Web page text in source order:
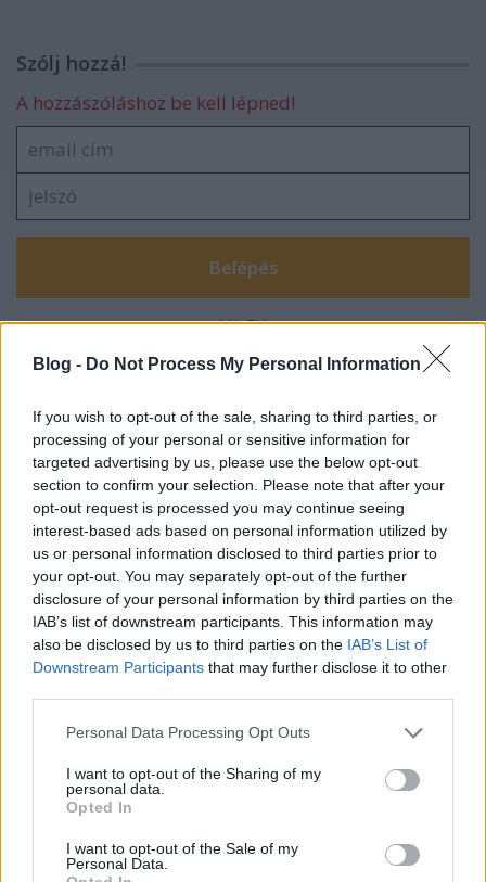
Blog - Do Not Process My Personal Information
If you wish to opt-out of the sale, sharing to third parties, or
processing of your personal or sensitive information for
targeted advertising by us, please use the below opt-out
section to confirm your selection. Please note that after your
opt-out request is processed you may continue seeing
interest-based ads based on personal information utilized by
us or personal information disclosed to third parties prior to
your opt-out. You may separately opt-out of the further
disclosure of your personal information by third parties on the
IAB’s list of downstream participants. This information may
also be disclosed by us to third parties on the IAB’s List of
Downstream Participants that may further disclose it to other
Please note that this website/app uses one or more Google
not limited to your visit or usage behaviour. You may click to
grant or deny consent to Google and its third-party tags to
use your data for below specified purposes in below Google
consent section.
Personal Data Processing Opt Outs
I want to opt-out of the Sharing of my
personal data.
Opted In
I want to opt-out of the Sale of my
Personal Data.
Szólj hozzá!
A hozzászóláshoz be kell lépned!
VAGY
rmr
16 éve
Igazság szerint a cikk arról szól, h a második vidéki
város lehet, teljesen vszínűtlen, h Debrecent
lenyomja, ráadásul 190-re prognosztizálják a
csúcsot.
Amúgy - bár nem kötődöm a városhoz - milliószor
inkább Szeged, mint Miskolc, és sok szempontból
már Debrecennél is sokkal kozmopolitább-
nagyvárosiasabb, bár ez nem méretfüggő
Zubreczki Dávid
16 éve
@thyles újra: basszus, ezt benéztem. javítom!